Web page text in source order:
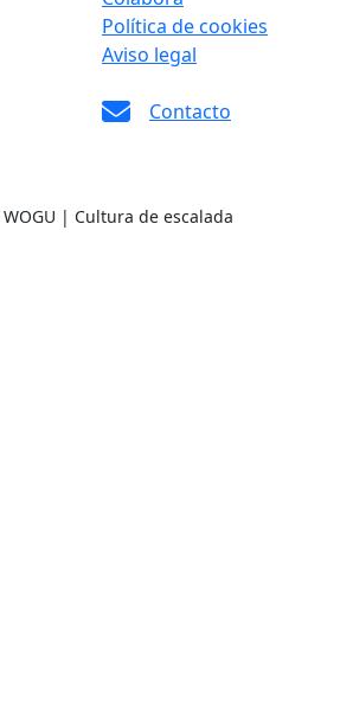
Política de cookies
Aviso legal
Contacto
| Cultura de escalada